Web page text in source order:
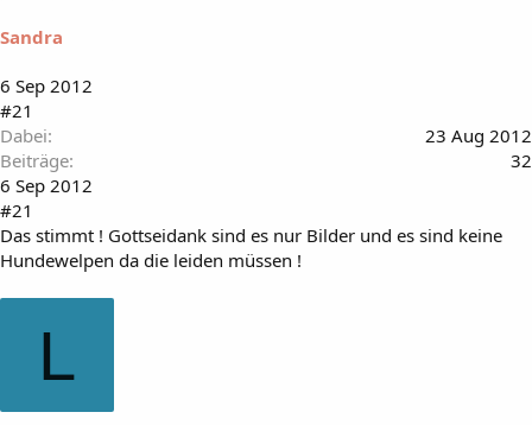
Sandra
6 Sep 2012
#21
Dabei
23 Aug 2012
Beiträge
32
6 Sep 2012
#21
Das stimmt ! Gottseidank sind es nur Bilder und es sind keine
Hundewelpen da die leiden müssen !
L